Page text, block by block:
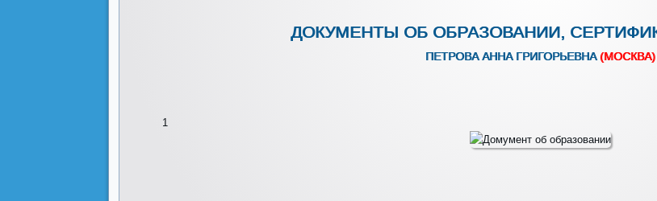
ДОКУМЕНТЫ ОБ ОБРАЗОВАНИИ,
ПЕТРОВА АННА ГРИГОРЬЕВНА (МОСКВА)
1